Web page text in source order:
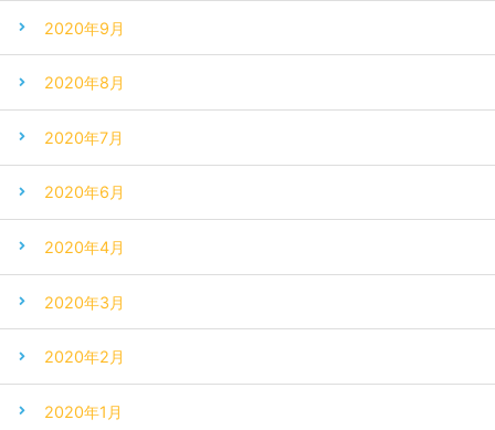
2020年9月
2020年8月
2020年7月
2020年6月
2020年4月
2020年3月
2020年2月
2020年1月